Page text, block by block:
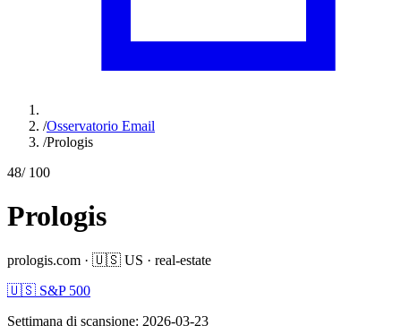
/Osservatorio Email
/Prologis
48/ 100
Prologis
prologis.com · 🇺🇸 US · real-estate
🇺🇸 S&P 500
Settimana di scansione: 2026-03-23